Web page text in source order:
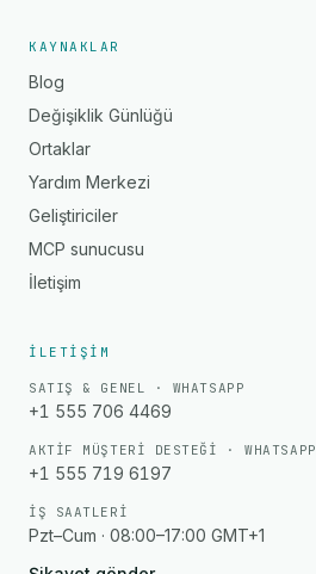
KAYNAKLAR
Blog
Değişiklik Günlüğü
Ortaklar
Yardım Merkezi
Geliştiriciler
MCP sunucusu
İletişim
İLETIŞIM
SATIŞ & GENEL · WHATSAPP
+1 555 706 4469
AKTIF MÜŞTERI DESTEĞI · WHATSAPP
+1 555 719 6197
İŞ SAATLERI
Pzt–Cum · 08:00–17:00 GMT+1